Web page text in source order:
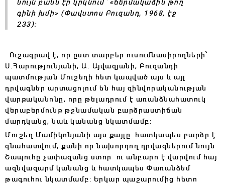
գինի խմի» (Փավստոս Բուզանդ, 1968, էջ
233):
Ուշագրավ է, որ ըստ տարբեր ուսումնասիրողների՝
Ս.Հարությունյանի, Ա. Այվազյանի, Բուզանդի
պատմության Մուշեղի հետ կապված այս և այլ
դրվագներ արտացոլում են հայ զինվորականության
վարքականոնը, որը թելադրում է առանձնահատուկ
վերաբերմունք թշնամական բարձրաստիճան
մարդկանց, նաև կանանց նկատմամբ:
Մուշեղ Մամիկոնյանի այս քայլը հատկապես բարձր է
գնահատվում, քանի որ նախորդող դրվագներում նույն
Շապուհը չափազանց ստոր ու անբարո է վարվում հայ
ազնվազարմ կանանց և հատկապես Փառանձեմ
թագուհու նկատմամբ: Երկար պաշարումից հետո